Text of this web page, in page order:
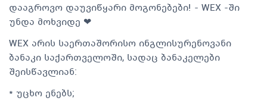
დააგროვო დაუვიწყარი მოგონებები! - WEX -ში
უნდა მოხვიდე ❤
WEX არის საერთაშორისო ინგლისურენოვანი
ბანაკი საქართველოში, სადაც ბანაკელები
შეისწავლიან:
* უცხო ენებს;